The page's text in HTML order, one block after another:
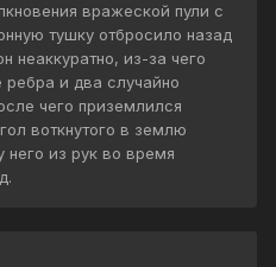
вражеской пули с
тушку отбросило назад
неаккуратно, из-за чего
и два случайно
чего приземлился
воткнутого в землю
него из рук во время